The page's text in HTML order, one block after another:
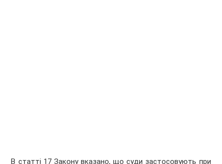
В статті 17 Закону вказано, що суди застосовують при